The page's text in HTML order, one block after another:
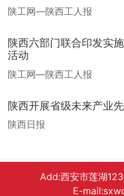
陕工网—陕西工人报
陕西六部门联合印发实
活动
陕工网—陕西工人报
陕西开展省级未来产业
陕西日报
Add:西安市莲湖
E-